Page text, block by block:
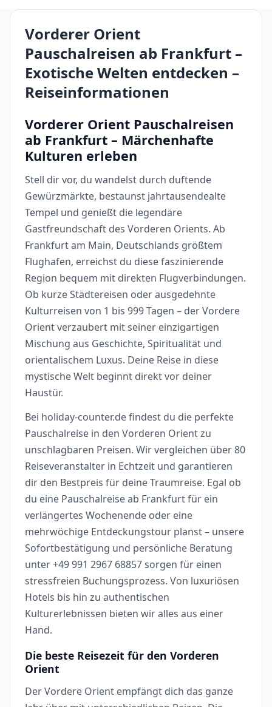
Vorderer Orient
Pauschalreisen ab Frankfurt –
Exotische Welten entdecken –
Reiseinformationen
Vorderer Orient Pauschalreisen
ab Frankfurt – Märchenhafte
Kulturen erleben
Stell dir vor, du wandelst durch duftende
Gewürzmärkte, bestaunst jahrtausendealte
Tempel und genießt die legendäre
Gastfreundschaft des Vorderen Orients. Ab
Frankfurt am Main, Deutschlands größtem
Flughafen, erreichst du diese faszinierende
Region bequem mit direkten Flugverbindungen.
Ob kurze Städtereisen oder ausgedehnte
Kulturreisen von 1 bis 999 Tagen – der Vordere
Orient verzaubert mit seiner einzigartigen
Mischung aus Geschichte, Spiritualität und
orientalischem Luxus. Deine Reise in diese
mystische Welt beginnt direkt vor deiner
Haustür.
Bei holiday-counter.de findest du die perfekte
Pauschalreise in den Vorderen Orient zu
unschlagbaren Preisen. Wir vergleichen über 80
Reiseveranstalter in Echtzeit und garantieren
dir den Bestpreis für deine Traumreise. Egal ob
du eine Pauschalreise ab Frankfurt für ein
verlängertes Wochenende oder eine
mehrwöchige Entdeckungstour planst – unsere
Sofortbestätigung und persönliche Beratung
unter +49 991 2967 68857 sorgen für einen
stressfreien Buchungsprozess. Von luxuriösen
Hotels bis hin zu authentischen
Kulturerlebnissen bieten wir alles aus einer
Hand.
Die beste Reisezeit für den Vorderen
Orient
Der Vordere Orient empfängt dich das ganze